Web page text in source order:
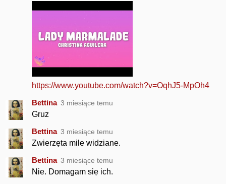
https://www.youtube.com/watch?v=OqhJ5-MpOh4
Bettina 3 miesiące temu
Gruz
Bettina 3 miesiące temu
Zwierzẹta mile widziane.
Bettina 3 miesiące temu
Nie. Domagam siẹ ich.